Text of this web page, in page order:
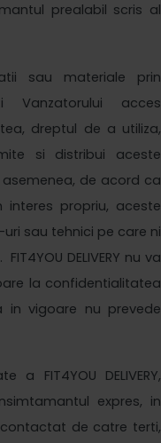
prealabil scris al
sau materiale prin
Vanzatorului acces
dreptul de a utiliza,
si distribui aceste
de acord ca
propriu, aceste
sau tehnici pe care ni
FIT4YOU DELIVERY nu va
la confidentialitatea
in vigoare nu prevede
a FIT4YOU DELIVERY,
expres, in
de catre terti,